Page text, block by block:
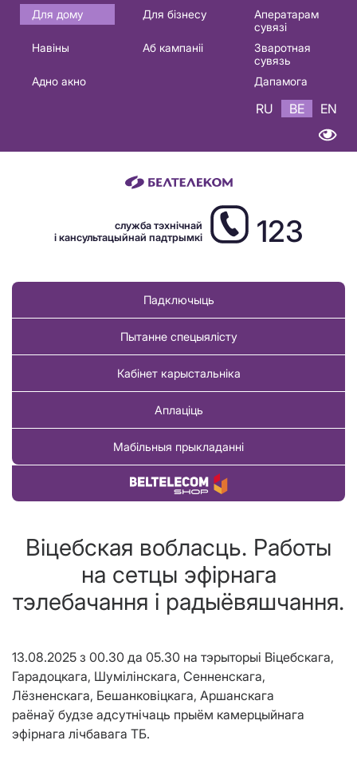
Основная
навигация
Для дому Для бізнесу
Аператарам
сувязі
Навіны
Аб кампаніі
Зваротная
сувязь
Адно акно
Дапамога
RU BE EN
служба тэхнічнай
і кансультацыйнай падтрымкі
123
Падключыць
Пытанне спецыялісту
Кабінет карыстальніка
Аплаціць
Мабільныя прыкладанні
Купіць тавар
Віцебская вобласць. Работы
на сетцы эфірнага
тэлебачання і радыёвяшчання.
13.08.2025 з 00.30 да 05.30 на тэрыторыі Віцебскага,
Гарадоцкага, Шумілінскага, Сенненскага,
Лёзненскага, Бешанковіцкага, Аршанскага
раёнаў будзе адсутнічаць прыём камерцыйнага
эфірнага лічбавага ТБ.